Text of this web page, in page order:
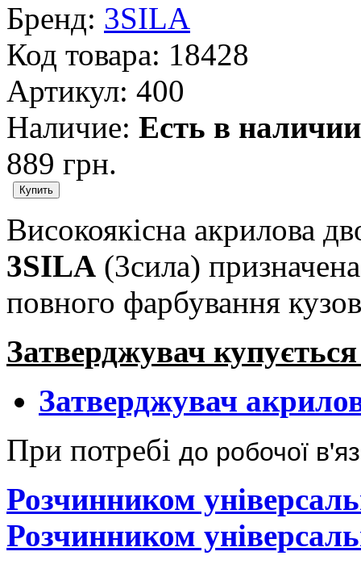
Бренд: 3SILA
Код товара: 18428
Артикул: 400
Наличие: Есть в наличии
889 грн.
Високоякісна акрилова
3SILA (3сила)
повного фарбування
Затверджувач
Затверджувач
При потребі до робочої
Розчинником
Розчинником